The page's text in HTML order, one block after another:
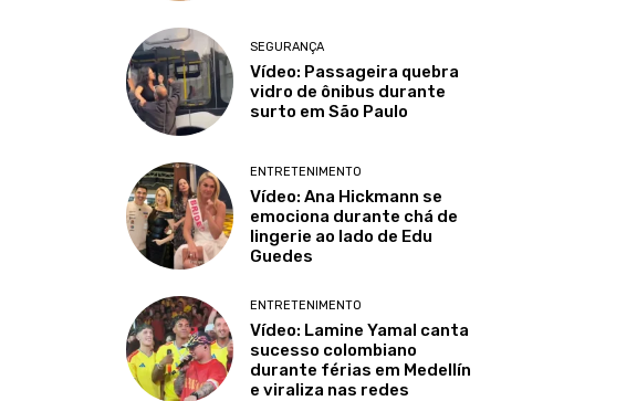
SEGURANÇA
Vídeo: Passageira quebra
vidro de ônibus durante
surto em São Paulo
ENTRETENIMENTO
Vídeo: Ana Hickmann se
emociona durante chá de
lingerie ao lado de Edu
Guedes
ENTRETENIMENTO
Vídeo: Lamine Yamal canta
sucesso colombiano
durante férias em Medellín
e viraliza nas redes